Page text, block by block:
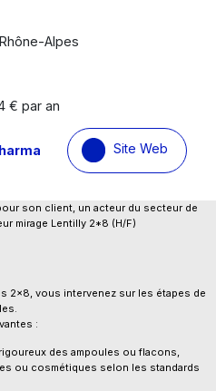
Alpes
€ par an
Site Web
son client, un acteur du secteur de
mirage Lentilly 2*8 (H/F)
2x8, vous intervenez sur les étapes de
:
des ampoules ou flacons,
ou cosmétiques selon les standards